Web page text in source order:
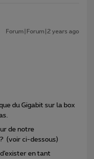
Forum|Forum|2 years ago
du Gigabit sur la box
de notre
(voir ci-dessous)
en tant